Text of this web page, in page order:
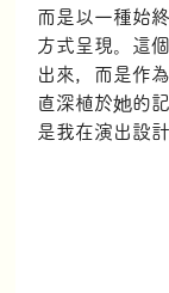
而是以一種始
方式呈現。這
出來，而是作
直深植於她的
是我在演出設